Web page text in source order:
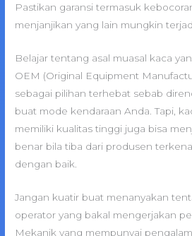
Pastikan garansi termasuk
menjanjikan yang lain mungkin
Belajar tentang asal muasal kaca
OEM (Original Equipment
sebagai pilihan terhebat sebab
buat mode kendaraan Anda. Tapi,
memiliki kualitas tinggi juga bisa
benar bila tiba dari produsen
dengan baik.
Jangan kuatir buat menanyakan
operator yang bakal mengerjakan
Mekanik yang mempunyai